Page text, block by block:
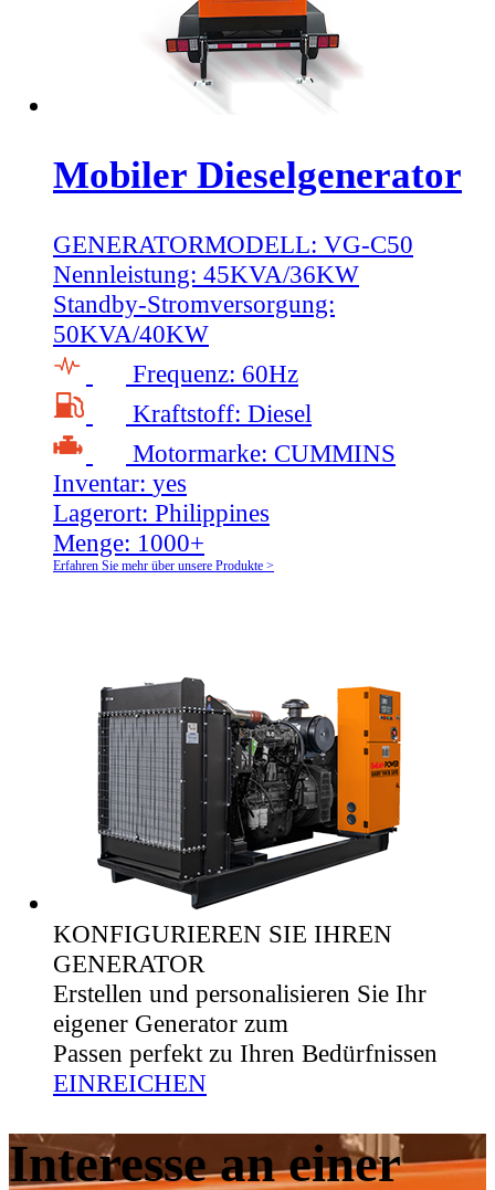
Mobiler Dieselgenerator
GENERATORMODELL: VG-C50
Nennleistung: 45KVA/36KW
Standby-Stromversorgung:
50KVA/40KW
Frequenz: 60Hz
Kraftstoff: Diesel
Motormarke: CUMMINS
Inventar: yes
Lagerort: Philippines
Menge: 1000+
Erfahren Sie mehr über unsere Produkte >
KONFIGURIEREN SIE IHREN
GENERATOR
Erstellen und personalisieren Sie Ihr
eigener Generator zum
Passen perfekt zu Ihren Bedürfnissen
EINREICHEN
Interesse an einer